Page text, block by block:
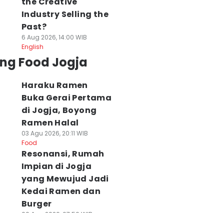
Industry Selling the
Past?
6 Aug 2026, 14:00 WIB
English
Food Jogja
Haraku Ramen
Buka Gerai Pertama
di Jogja, Boyong
Ramen Halal
03 Agu 2026, 20:11 WIB
Food
Resonansi, Rumah
Impian di Jogja
yang Mewujud Jadi
Kedai Ramen dan
Burger